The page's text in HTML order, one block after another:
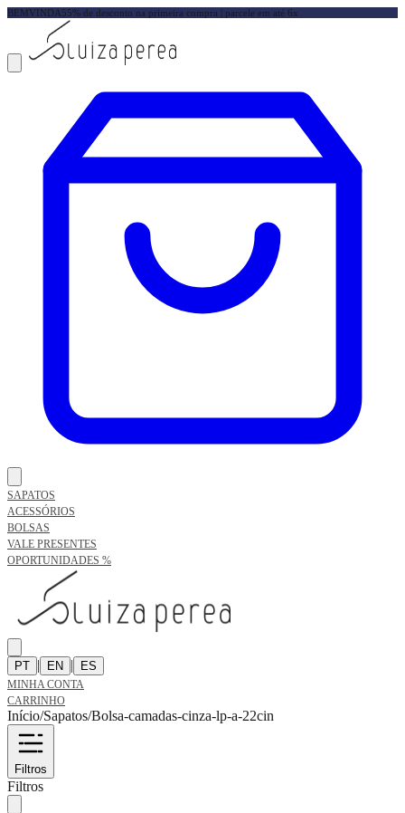
BEMVINDA55% de desconto na primeira compra | parcele em até 6x
SAPATOS
ACESSÓRIOS
BOLSAS
VALE PRESENTES
OPORTUNIDADES %
PT | EN | ES
MINHA CONTA
CARRINHO
Início/Sapatos/Bolsa-camadas-cinza-lp-a-22cin
Filtros
Filtros